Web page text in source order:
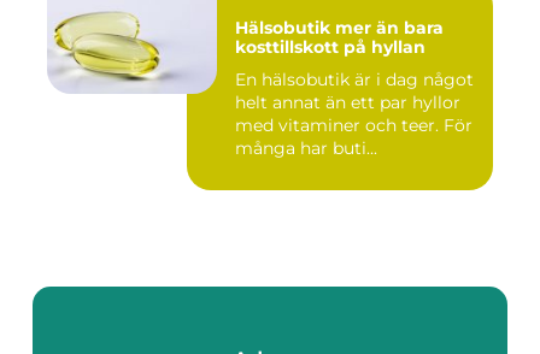
Hälsobutik mer än bara
kosttillskott på hyllan
En hälsobutik är i dag något
helt annat än ett par hyllor
med vitaminer och teer. För
många har buti...